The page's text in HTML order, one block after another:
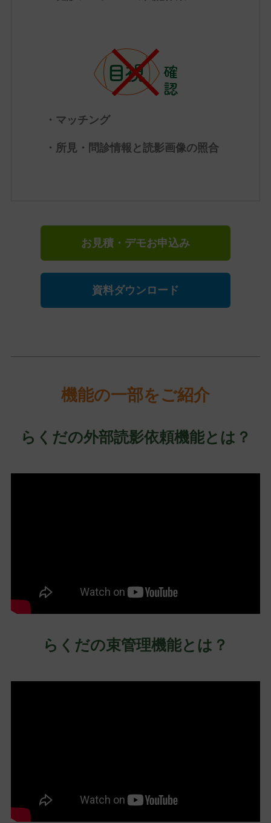
・マッチング
・所見・問診情報と読影画像の照合
お見積・デモお申込み
資料ダウンロード
機能の一部をご紹介
らくだの外部読影依頼機能とは？
らくだの束管理機能とは？